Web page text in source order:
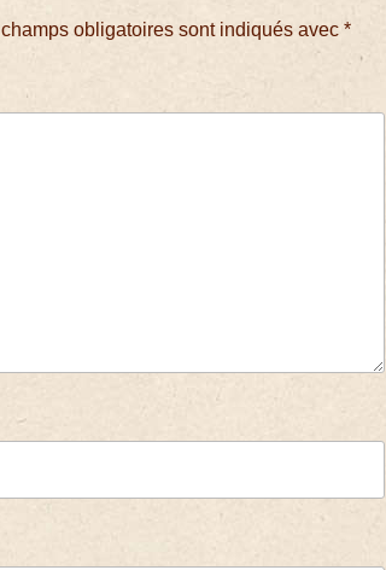
champs obligatoires sont indiqués avec*